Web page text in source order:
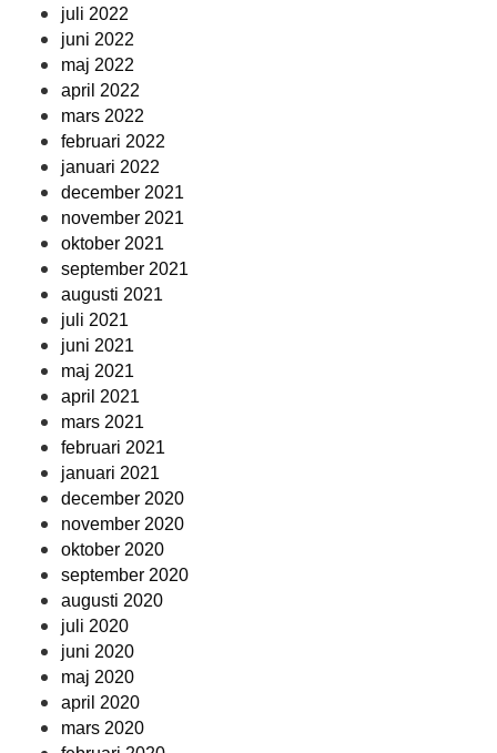
juli 2022
juni 2022
maj 2022
april 2022
mars 2022
februari 2022
januari 2022
december 2021
november 2021
oktober 2021
september 2021
augusti 2021
juli 2021
juni 2021
maj 2021
april 2021
mars 2021
februari 2021
januari 2021
december 2020
november 2020
oktober 2020
september 2020
augusti 2020
juli 2020
juni 2020
maj 2020
april 2020
mars 2020